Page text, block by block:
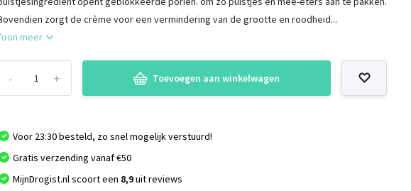
zorgt de crème voor een vermindering van de grootte en roodheid...
meer
+
- Toevoegen aan winkelwagen
Voor 23:30 besteld, zo snel mogelijk verstuurd!
Gratis verzending vanaf €50
MijnDrogist.nl scoort een 8,9uit reviews